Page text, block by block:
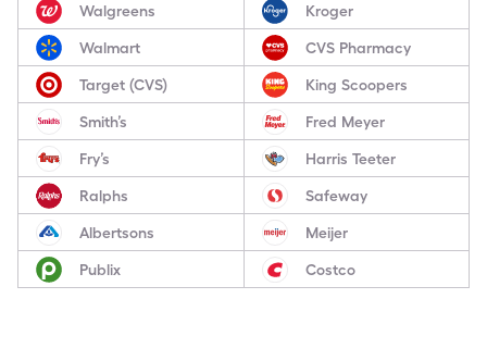
Walgreens Kroger
Walmart CVS Pharmacy
Target (CVS) King Scoopers
Smith’s Fred Meyer
Fry’s Harris Teeter
Ralphs Safeway
Albertsons Meijer
Publix Costco